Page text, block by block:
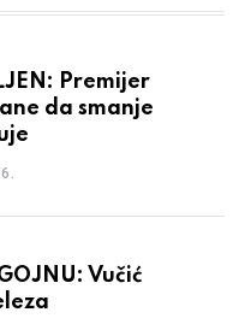
Premijer
da smanje
Vučić